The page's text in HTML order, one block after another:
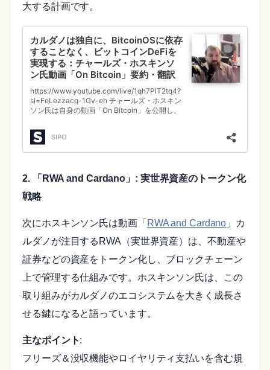
大する計画です。
2. 「RWA and Cardano」: 実世界資産のトークン化
戦略
次にホスキンソン氏は動画「 RWA and Cardano 」カ
ルダノが注目するRWA（実世界資産）は、不動産や
証券などの資産をトークン化し、ブロックチェーン
上で管理する仕組みです。ホスキンソン氏は、この
取り組みがカルダノのエコシステムを大きく成長さ
せる鍵になると語っています。
主なポイント:
フリーズ＆没収機能やロイヤリティ支払いを含む規